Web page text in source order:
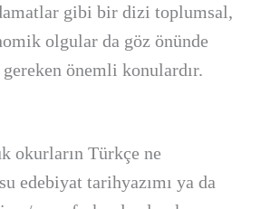
gibi bir dizi toplumsal,
olgular da göz önünde
önemli konulardır.
okurların Türkçe ne
edebiyat tarihyazımı ya da